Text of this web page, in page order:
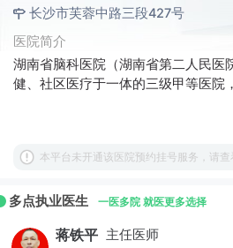
长沙市芙蓉中路三段427号
医院简介
湖南省脑科医院（湖南省第二人民医
健、社区医疗于一体的三级甲等医院
本平台未开通该医院预约挂号服务，请查
多点执业医生 一医多院 就医更多选择
蒋铁平 主任医师